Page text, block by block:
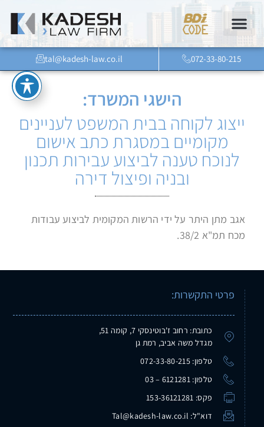
072-33-80-215
tal@kadesh-law.co.il
הישגי המשרד:
ייצוג לקוחה בבית המשפט לעניינים
מקומיים במסגרת כתב אישום
לנוכח טענה לביצוע עבירות תכנון
ובניה ופיצול דירה
אגב מתן היתר על ידי הרשות המקומית לביצוע עבודות
מכח תמ"א 38/2.
פרטי התקשרות:
כתובת: רחוב ז'בוטינסקי 7, קומה 51,
מגדל משה אביב, רמת גן
טלפון: 072-33-80-215
טלפון: 6121281 – 03
פקס: 153-36121281
דוא"ל: Tal@kadesh-law.co.il